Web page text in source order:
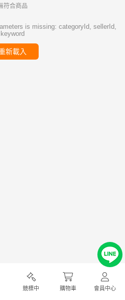
競標中 購物車 會員中心
符合商品
is missing: categoryId, sellerId,
keyword
新載入